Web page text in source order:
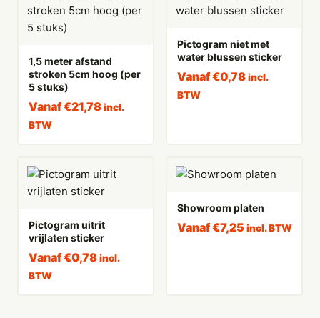
1,5 meter afstand
stroken 5cm hoog (per
5 stuks)
Vanaf€21,78 incl.
BTW
Pictogram niet met
water blussen sticker
Vanaf€0,78 incl.
BTW
Pictogram uitrit
vrijlaten sticker
Vanaf€0,78 incl.
BTW
Showroom platen
Vanaf€7,25 incl. BTW